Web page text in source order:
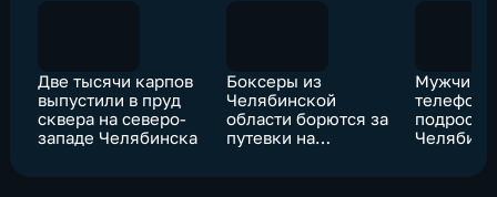
Две тысячи карпов
выпустили в пруд
сквера на северо-
западе Челябинска
Боксеры из
Челябинской
области борются за
путевки на
Мужчина